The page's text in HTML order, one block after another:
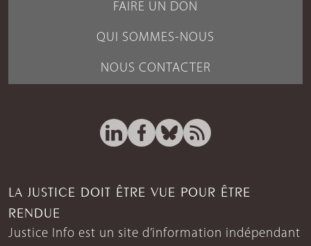
FAIRE UN DON
QUI SOMMES-NOUS
NOUS CONTACTER
LA JUSTICE DOIT ÊTRE VUE POUR ÊTRE
RENDUE
Justice Info est un site d’information indépendant